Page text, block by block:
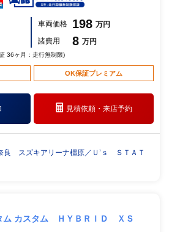
車両価格 198 万円
諸費用
8 万円
36ヶ月：走行無制限)
OK保証プレミアム
見積依頼・来店予約
良 スズキアリーナ橿原／Ｕ’ｓ ＳＴＡＴ
ム カスタム ＨＹＢＲＩＤ ＸＳ